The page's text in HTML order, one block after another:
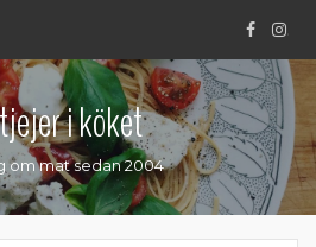
.
i köket
om mat sedan 2004